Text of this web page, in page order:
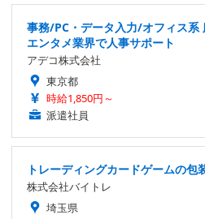
事務/PC・データ入力/オフィス系
エンタメ業界で人事サポート
アデコ株式会社
東京都
時給1,850円～
派遣社員
トレーディングカードゲームの包
株式会社バイトレ
埼玉県